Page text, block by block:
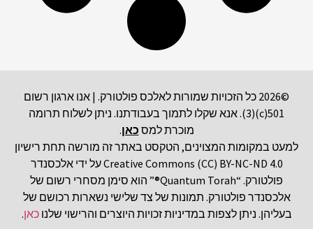
©2026 כל הזכויות שמורות לאלכס פולטורק. | אנו ארגון רשום
501(c)(3). אנא שקלו לתמוך בעבודתנו. ניתן לשלוח תרומה
מוכרת למס כאן.
למעט במקומות המצוינים, הטקסט באתר זה מורשה תחת רישיון
Creative Commons (CC) BY-NC-ND 4.0 על ידי אלכסנדר
פולטורק. “Quantum Torah®” הוא סימן מסחרי רשום של
אלכסנדר פולטורק. תמונות של צד שלישי נשארות רכושם של
בעליהן. ניתן לצפות במדיניות זכויות היוצרים והרישוי שלנוכאן.